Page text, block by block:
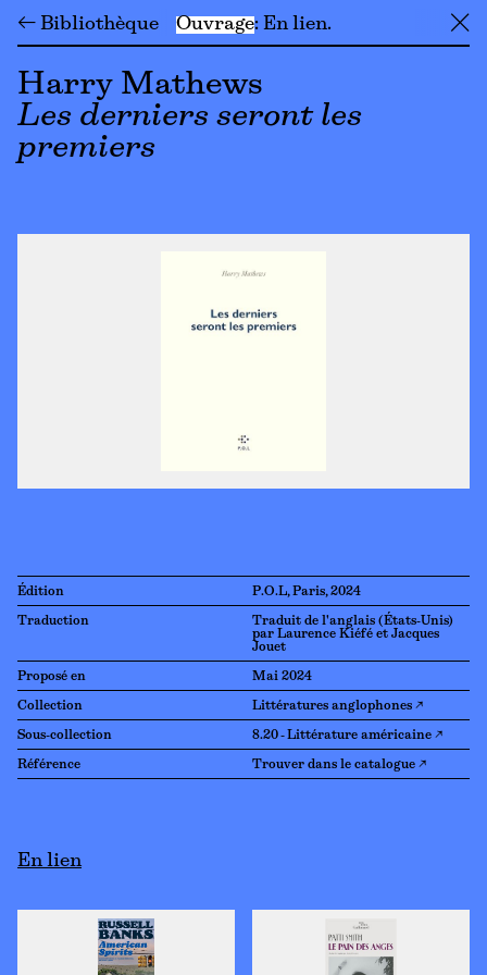
← Bibliothèque Ouvrage En lien ╳
Harry Mathews
Les derniers seront les
premiers
Édition P.O.L, Paris, 2024
Traduction
Traduit de l'anglais (États-Unis)
par Laurence Kiéfé et Jacques
Jouet
Proposé en Mai 2024
Collection Littératures anglophones ↗
Sous-collection 8.20 - Littérature américaine ↗
Référence Trouver dans le catalogue ↗
En lien